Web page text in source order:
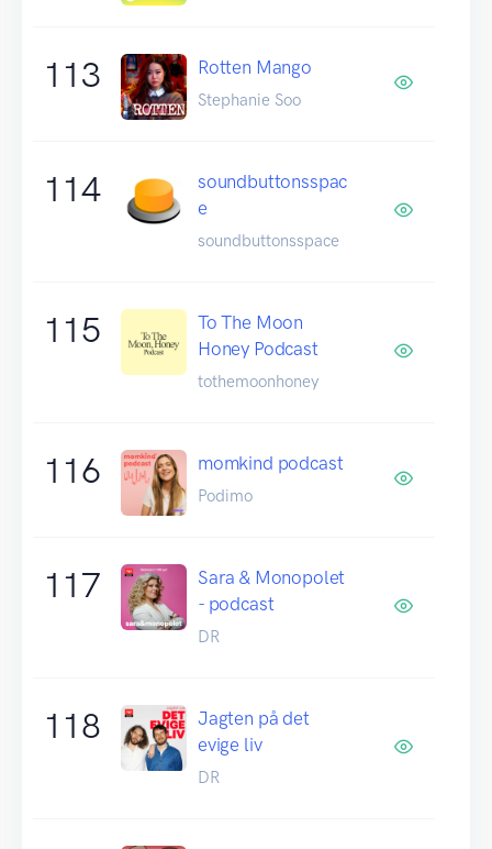
113 Rotten Mango
Stephanie Soo
114
soundbuttonsspac
e
soundbuttonsspace
115
To The Moon
Honey Podcast
tothemoonhoney
116 momkind podcast
Podimo
117
Sara & Monopolet
- podcast
DR
118
Jagten på det
evige liv
DR